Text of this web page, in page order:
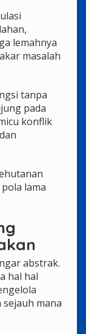
lemahnya
masalah
tanpa
pada
konflik
lama
abstrak.
hal hal
mana